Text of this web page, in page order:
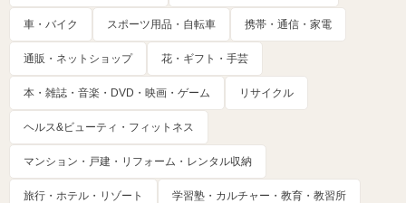
車・バイク スポーツ用品・自転車 携帯・通信・家電
通販・ネットショップ 花・ギフト・手芸
本・雑誌・音楽・DVD・映画・ゲーム リサイクル
ヘルス&ビューティ・フィットネス
マンション・戸建・リフォーム・レンタル収納
旅行・ホテル・リゾート 学習塾・カルチャー・教育・教習所